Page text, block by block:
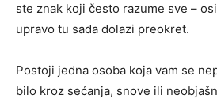
ste znak koji često razume sve –
upravo tu sada dolazi preokret.
Postoji jedna osoba koja vam se
bilo kroz sećanja, snove ili